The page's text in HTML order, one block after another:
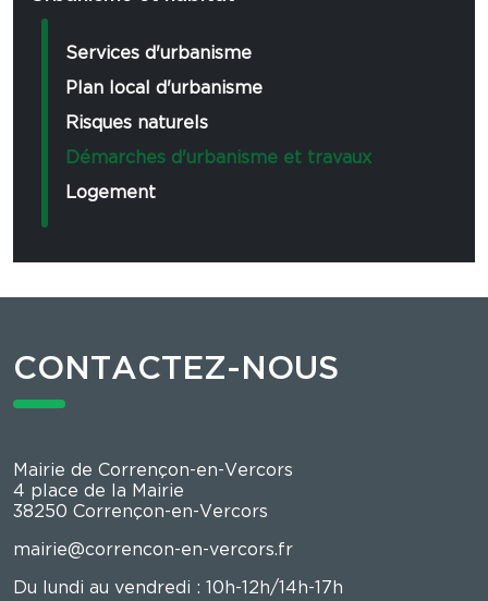
Services d'urbanisme
Plan local d'urbanisme
Risques naturels
Démarches d'urbanisme et travaux
Logement
CONTACTEZ-NOUS
Mairie de Corrençon-en-Vercors
4 place de la Mairie
38250 Corrençon-en-Vercors
mairie@correncon-en-vercors.fr
Du lundi au vendredi : 10h-12h/14h-17h